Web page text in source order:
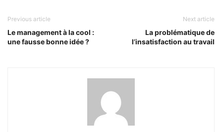
Previous article
Le management à la cool :
une fausse bonne idée ?
Next article
La problématique de
l’insatisfaction au travail